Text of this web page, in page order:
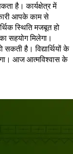
है। कार्यक्षेत्र में
आपके काम से
स्थिति मजबूत हो
सहयोग मिलेगा।
है। विद्यार्थियों के
आज आत्मविश्वास के